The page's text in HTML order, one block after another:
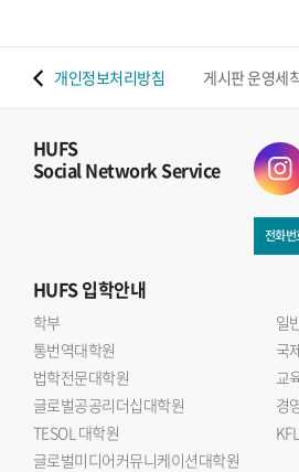
개인정보처리방침 게시판 운영세
HUFS
Social Network Service
전화번
HUFS입학안내
학부
일
통번역대학원
국
법학전문대학원
교
글로벌공공리더십대학원
경
TESOL 대학원
글로벌미디어커뮤니케이션대학원